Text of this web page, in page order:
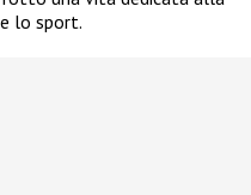
lo sport.